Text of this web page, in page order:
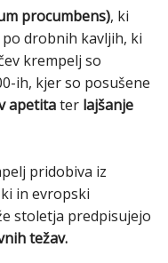
procumbens), ki
drobnih kavljih, ki
krempelj so
ih, kjer so posušene
apetitater lajšanje
pridobiva iz
in evropski
stoletja predpisujejo
težav.